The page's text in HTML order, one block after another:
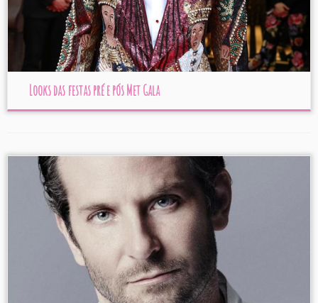
Looks das festas pré e pós Met Gala